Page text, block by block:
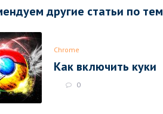
другие статьи по
Chrome
Как включить куки
0